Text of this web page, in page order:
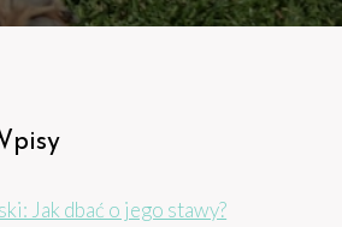
Jak dbać o jego stawy?